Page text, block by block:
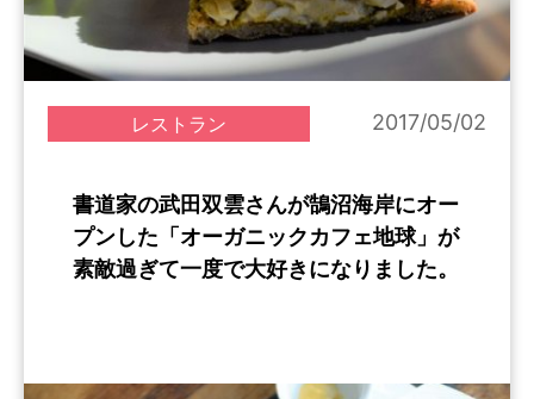
レストラン 2017/05/02
書道家の武田双雲さんが鵠沼海岸にオー
プンした「オーガニックカフェ地球」が
素敵過ぎて一度で大好きになりました。